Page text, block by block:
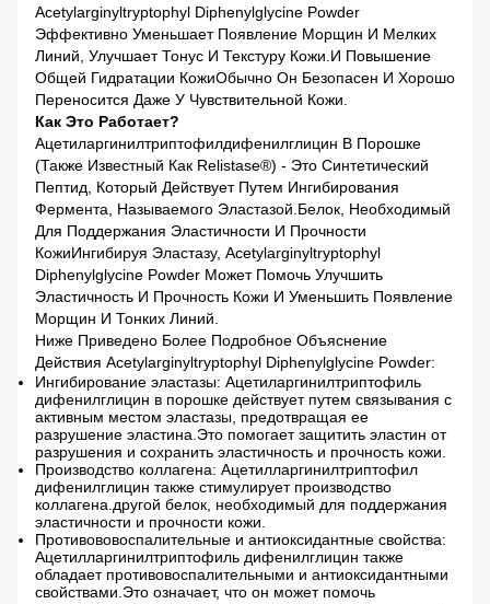
Acetylarginyltryptophyl Diphenylglycine Powder
Эффективно Уменьшает Появление Морщин И Мелких
Линий, Улучшает Тонус И Текстуру Кожи.и Повышение
Общей Гидратации КожиОбычно Он Безопасен И Хорошо
Переносится Даже У Чувствительной Кожи.
Как Это Работает?
Ацетиларгинилтриптофилдифенилглицин В Порошке
(также Известный Как Relistase®) - Это Синтетический
Пептид, Который Действует Путем Ингибирования
Фермента, Называемого Эластазой.белок, Необходимый
Для Поддержания Эластичности И Прочности
КожиИнгибируя Эластазу, Acetylarginyltryptophyl
Diphenylglycine Powder Может Помочь Улучшить
Эластичность И Прочность Кожи И Уменьшить Появление
Морщин И Тонких Линий.
Ниже Приведено Более Подробное Объяснение
Действия Acetylarginyltryptophyl Diphenylglycine Powder:
Ингибирование эластазы: Ацетиларгинилтриптофиль
дифенилглицин в порошке действует путем связывания с
активным местом эластазы, предотвращая ее
разрушение эластина.Это помогает защитить эластин от
разрушения и сохранить эластичность и прочность кожи.
Производство коллагена: Ацетилларгинилтриптофил
дифенилглицин также стимулирует производство
коллагена.другой белок, необходимый для поддержания
эластичности и прочности кожи.
Противововоспалительные и антиоксидантные свойства:
Ацетилларгинилтриптофиль дифенилглицин также
обладает противовоспалительными и антиоксидантными
свойствами.Это означает, что он может помочь